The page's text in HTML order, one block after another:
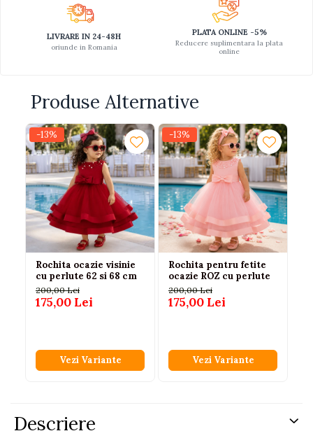
Seturi de rufe
TrenuleteLIVRARE IN 24-48H
oriunde in Romania
PLATA ONLINE -5%
Reducere suplimentara la plata
online
Produse Alternative
-13%
Rochita ocazie visinie
cu perlute 62 si 68 cm
200,00 Lei
175,00 Lei
Vezi Variante
-13%
Rochita pentru fetite
ocazie ROZ cu perlute
200,00 Lei
175,00 Lei
Vezi Variante
Descriere